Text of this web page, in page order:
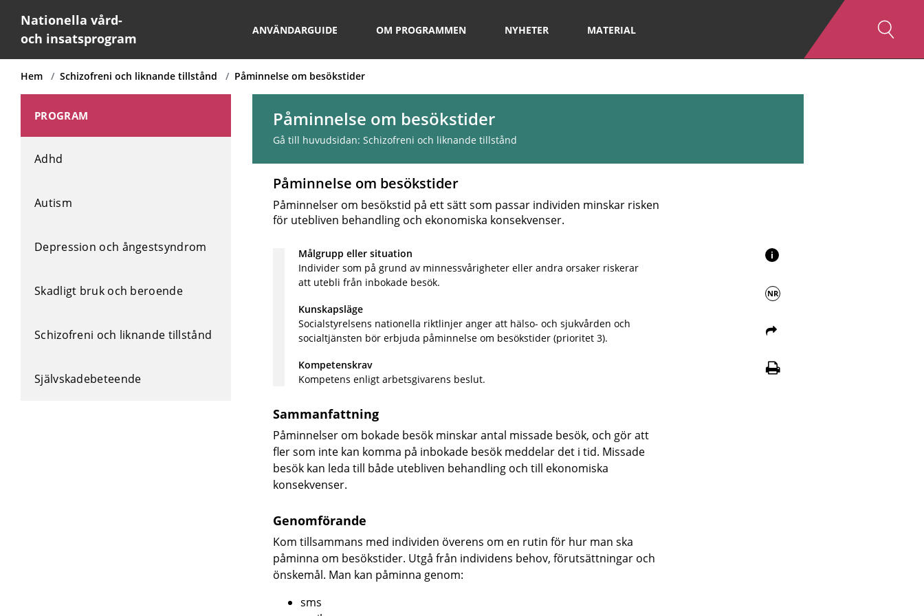
Nationella vård-
och insatsprogram
ANVÄNDARGUIDE OM PROGRAMMEN NYHETER MATERIAL
Hem Schizofreni och liknande tillstånd Påminnelse om besökstider
PROGRAM
Adhd
Autism
Depression och ångestsyndrom
Skadligt bruk och beroende
Schizofreni och liknande tillstånd
Självskadebeteende
Påminnelse om besökstider
Gå till huvudsidan: Schizofreni och liknande tillstånd
Påminnelse om besökstider
Påminnelser om besökstid på ett sätt som passar individen minskar risken
för utebliven behandling och ekonomiska konsekvenser.
Målgrupp eller situation
Individer som på grund av minnessvårigheter eller andra orsaker riskerar
att utebli från inbokade besök.
Kunskapsläge
Socialstyrelsens nationella riktlinjer anger att hälso- och sjukvården och
socialtjänsten bör erbjuda påminnelse om besökstider (prioritet 3).
Kompetenskrav
Kompetens enligt arbetsgivarens beslut.
Sammanfattning
Påminnelser om bokade besök minskar antal missade besök, och gör att
fler som inte kan komma på inbokade besök meddelar det i tid. Missade
besök kan leda till både utebliven behandling och till ekonomiska
konsekvenser.
Genomförande
Kom tillsammans med individen överens om en rutin för hur man ska
påminna om besökstider. Utgå från individens behov, förutsättningar och
önskemål. Man kan påminna genom:
sms
i
NR